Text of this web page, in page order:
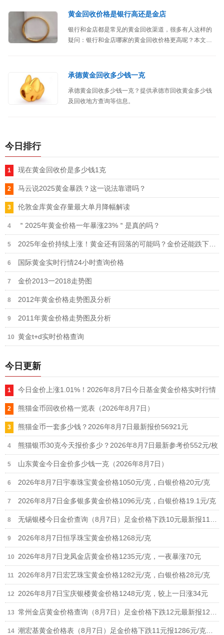
黄金回收价格是银行高还是金店
银行和金店都是常见的黄金回收渠道，很多有人这样的
疑问：银行和金店哪家的黄金回收价格更高呢？本文针
承德黄金回收多少钱一克
承德黄金回收多少钱一克？提供承德市回收黄金多少钱
及回收地方查询等信息。
今日排行
现在黄金回收价是多少钱1克
马云说2025黄金暴跌？这一说法靠谱吗？
伦敦金库黄金存量最大单月降幅解读
＂2025年黄金价格一年暴涨23%＂是真的吗？
国际黄金实时行情24小时查询价格
金价2013一2018走势图
2012年黄金价格走势图及分析
2011年黄金价格走势图及分析
黄金t+d实时价格查询
今日更新
今日金价上涨1.01%！2026年8月7日今日基金黄金价格实时行情
熊猫金币回收价格一览表（2026年8月7日）
熊猫金币一套多少钱？2026年8月7日最新报价56921元
熊猫银币30克今天报价多少？2026年8月7日最新参考价552元/枚
山东黄金今日金价多少钱一克（2026年8月7日）
2026年8月7日宇泰珠宝黄金价格1050元/克，白银价格20元/克
2026年8月7日金多银多黄金价格1096元/克，白银价格19.1元/克
2026年8月7日恒孚珠宝黄金价格1268元/克
2026年8月7日龙凤金店黄金价格1235元/克，一夜暴涨70元
2026年8月7日宏艺珠宝黄金价格1282元/克，白银价格28元/克
2026年8月7日宝庆银楼黄金价格1248元/克，较上一日涨34元